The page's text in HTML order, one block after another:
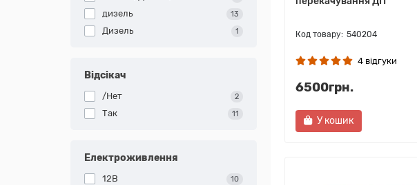
дизель 13
Дизель 1
Відсікач
/Нет 2
Так 11
Електроживлення
12В 10
540204
4 відгуки
6500грн.
У кошик